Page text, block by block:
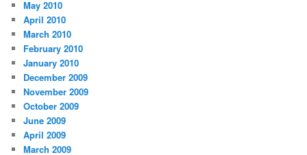
May 2010
April 2010
March 2010
February 2010
January 2010
December 2009
November 2009
October 2009
June 2009
April 2009
March 2009